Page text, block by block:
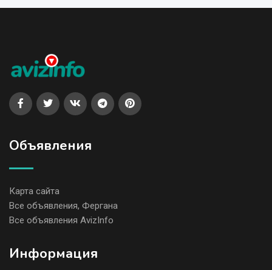
Объявления
Карта сайта
Все объявления, Фергана
Все объявления AvizInfo
Информация